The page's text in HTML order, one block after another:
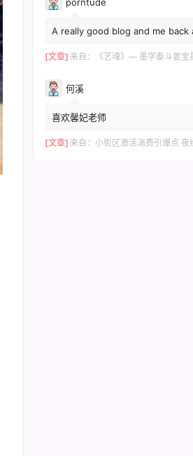
A really good blog and me back
[文章] 来自： 《艺魂》— 墨学泰斗姜宝
何溪
喜欢馨妃老师
[文章] 来自： 小街区激活消费引爆点 夜经济升腾城市烟火气 –竹溪县文旅赋能催生600年